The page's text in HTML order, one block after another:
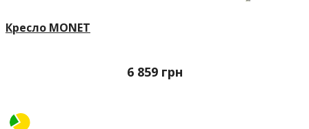
Кресло MONET
6 859 грн